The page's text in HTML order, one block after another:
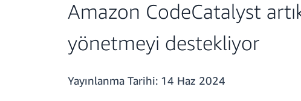
Amazon CodeCatalyst
yönetmeyi destekliyor
Yayınlanma Tarihi: 14 Haz 2024